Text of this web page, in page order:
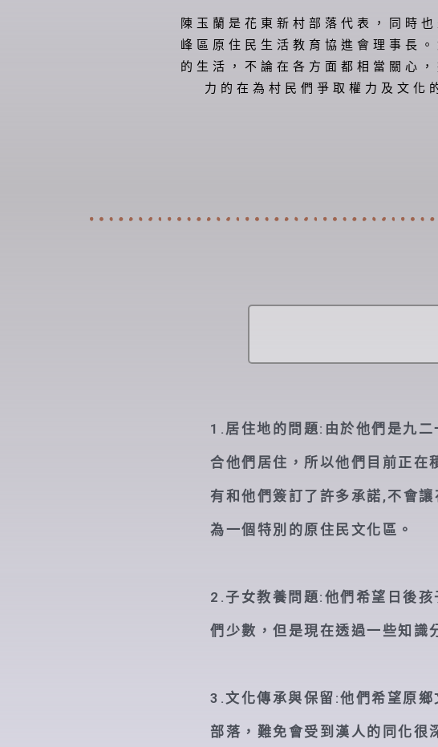
陳玉蘭是花東新村部落代表，同時
峰區原住民生活教育協進會理事長
的生活，不論在各方面都相當關心
力的在為村民們爭取權力及文化
1.居住地的問題:由於他們是九
合他們居住，所以他們目前正在
有和他們簽訂了許多承諾,不會
為一個特別的原住民文化區。
2.子女教養問題:他們希望日後
們少數，但是現在透過一些知識
3.文化傳承與保留:他們希望原
部落，難免會受到漢人的同化很